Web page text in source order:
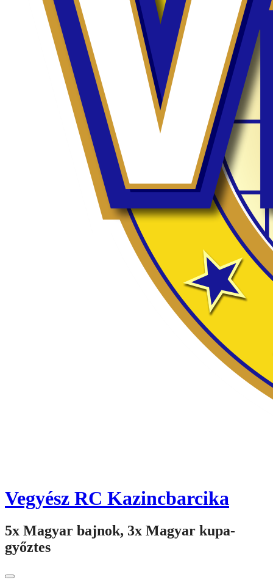
Vegyész RC Kazincbarcika
5x Magyar bajnok, 3x Magyar kupa-
győztes